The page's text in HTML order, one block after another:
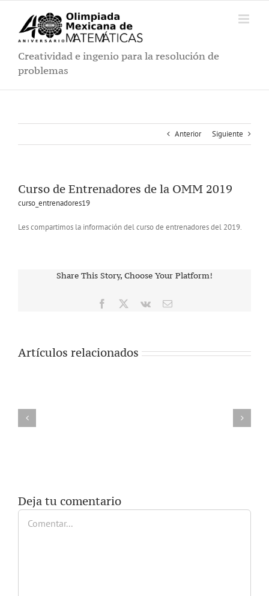
contenido
Creatividad e ingenio para la resolución de
problemas
Anterior Siguiente
Curso de Entrenadores de la OMM 2019
curso_entrenadores19
Les compartimos la información del curso de entrenadores del 2019.
Share This Story, Choose Your Platform!
Facebook Vk
Correo
Artículos relacionados
Deja tu comentario
Comentar